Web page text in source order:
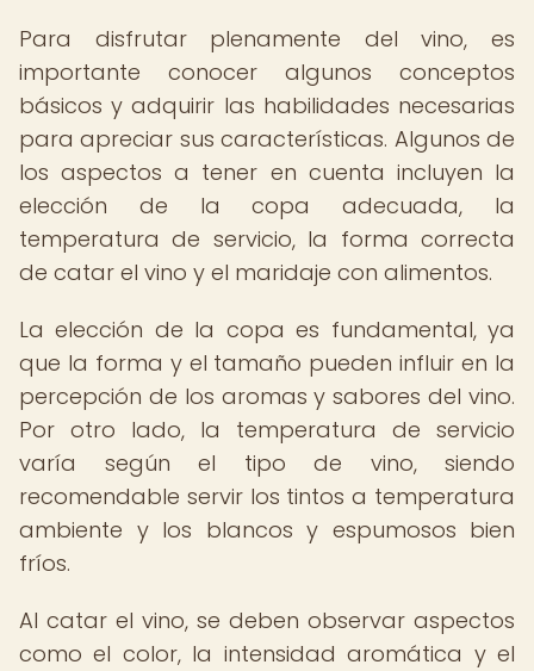
Para disfrutar plenamente del vino, es
importante conocer algunos conceptos
básicos y adquirir las habilidades necesarias
para apreciar sus características. Algunos de
los aspectos a tener en cuenta incluyen la
elección de la copa adecuada, la
temperatura de servicio, la forma correcta
de catar el vino y el maridaje con alimentos.
La elección de la copa es fundamental, ya
que la forma y el tamaño pueden influir en la
percepción de los aromas y sabores del vino.
Por otro lado, la temperatura de servicio
varía según el tipo de vino, siendo
recomendable servir los tintos a temperatura
ambiente y los blancos y espumosos bien
fríos.
Al catar el vino, se deben observar aspectos
como el color, la intensidad aromática y el